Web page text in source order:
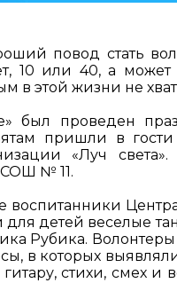
повод стать
10 или 40, а
этой жизни не
был проведен
пришли в
«Луч
№ 11.
воспитанники
детей веселые
Рубика. Волонтеры
в которых
стихи, смех и